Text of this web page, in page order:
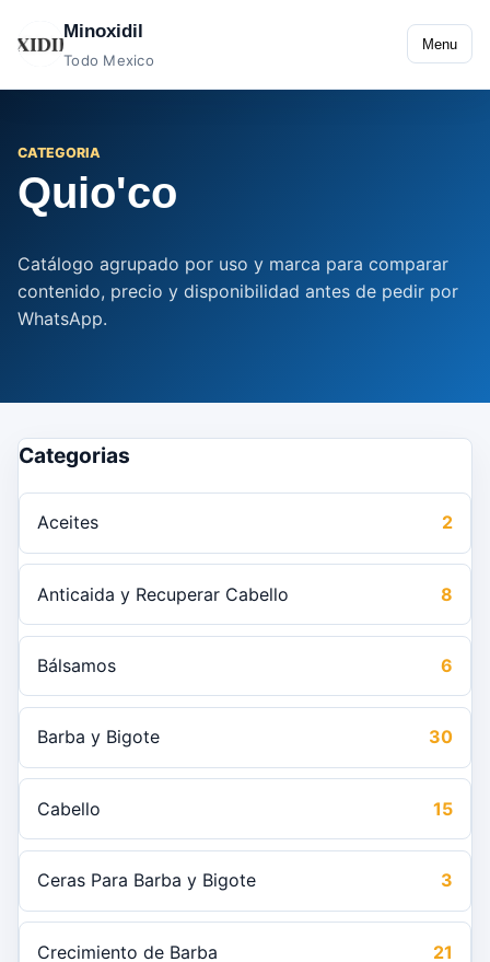
Minoxidil
Todo Mexico
Menu
CATEGORIA
Quio'co
Catálogo agrupado por uso y marca para comparar
contenido, precio y disponibilidad antes de pedir por
WhatsApp.
Categorias
Aceites 2
Anticaida y Recuperar Cabello 8
Bálsamos 6
Barba y Bigote 30
Cabello 15
Ceras Para Barba y Bigote 3
Crecimiento de Barba 21